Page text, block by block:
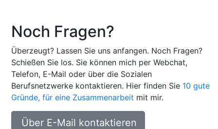
Noch Fragen?
Überzeugt? Lassen Sie uns anfangen. Noch Fragen?
Schießen Sie los. Sie können mich per Webchat,
Telefon, E-Mail oder über die Sozialen
Berufsnetzwerke kontaktieren. Hier finden Sie 10 gute
Gründe, für eine Zusammenarbeit mit mir.
Über E-Mail kontaktieren